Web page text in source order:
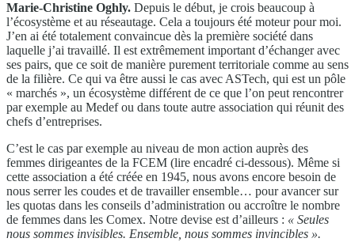
Marie-Christine Oghly. Depuis le début, je crois beaucoup à
l’écosystème et au réseautage. Cela a toujours été moteur pour moi.
J’en ai été totalement convaincue dès la première société dans
laquelle j’ai travaillé. Il est extrêmement important d’échanger avec
ses pairs, que ce soit de manière purement territoriale comme au sens
de la filière. Ce qui va être aussi le cas avec ASTech, qui est un pôle
« marchés », un écosystème différent de ce que l’on peut rencontrer
par exemple au Medef ou dans toute autre association qui réunit des
chefs d’entreprises.
C’est le cas par exemple au niveau de mon action auprès des
femmes dirigeantes de la FCEM (lire encadré ci-dessous). Même si
cette association a été créée en 1945, nous avons encore besoin de
nous serrer les coudes et de travailler ensemble… pour avancer sur
les quotas dans les conseils d’administration ou accroître le nombre
de femmes dans les Comex. Notre devise est d’ailleurs : « Seules
nous sommes invisibles. Ensemble, nous sommes invincibles ».